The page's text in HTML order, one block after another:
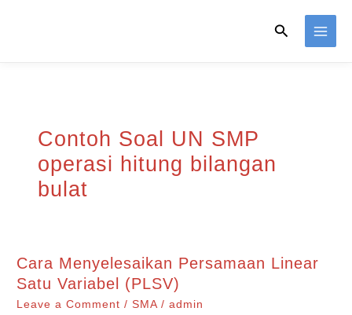
Search
Contoh Soal UN SMP
operasi hitung bilangan
bulat
Cara Menyelesaikan Persamaan Linear
Satu Variabel (PLSV)
Leave a Comment /SMA/admin